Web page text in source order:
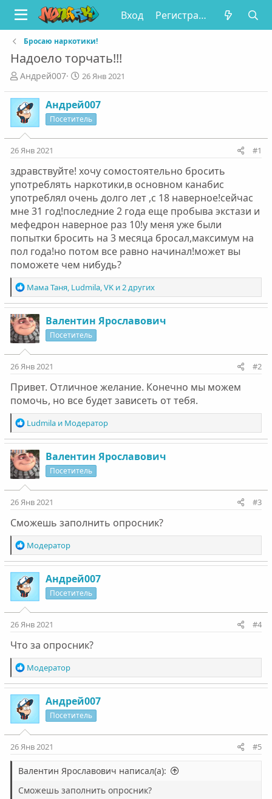
Вход Регистрация
Бросаю наркотики!
Надоело торчать!!!
А
т
о
р
т
м
ы
Андрей007
Д
т
а
н
л
26 Янв 2021
Андрей007
Посетитель
26 Янв 2021 #1
здравствуйте! хочу сомостоятельно бросить
употреблять наркотики,в основном канабис
употреблял очень долго лет ,с 18 наверное!сейчас
мне 31 год!последние 2 года еще пробыва экстази и
мефедрон наверное раз 10!у меня уже были
попытки бросить на 3 месяца бросал,максимум на
пол года!но потом все равно начинал!может вы
поможете чем нибудь?
Р
е
а
к
ц
и
и
:
Мама Таня, Ludmila,VKи 2 других
Валентин Ярославович
Посетитель
26 Янв 2021 #2
Привет. Отличное желание. Конечно мы можем
помочь, но все будет зависеть от тебя.
Р
е
а
к
ц
и
и
:
Ludmilaи Модератор
Валентин Ярославович
Посетитель
26 Янв 2021 #3
Сможешь заполнить опросник?
Р
е
а
к
ц
и
и
:
Модератор
Андрей007
Посетитель
26 Янв 2021 #4
Что за опросник?
Р
е
а
к
ц
и
и
:
Модератор
Андрей007
Посетитель
26 Янв 2021 #5
Валентин Ярославович написал(а):
Сможешь заполнить опросник?